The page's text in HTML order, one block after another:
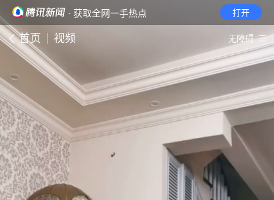
· 获取全网一手热点 打开
首页 视频 无障碍